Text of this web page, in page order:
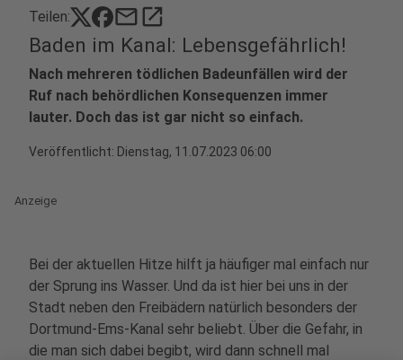
Teilen: mailopen_in_new
Baden im Kanal: Lebensgefährlich!
Nach mehreren tödlichen Badeunfällen wird der
Ruf nach behördlichen Konsequenzen immer
lauter. Doch das ist gar nicht so einfach.
Veröffentlicht: Dienstag, 11.07.2023 06:00
Anzeige
Bei der aktuellen Hitze hilft ja häufiger mal einfach nur
der Sprung ins Wasser. Und da ist hier bei uns in der
Stadt neben den Freibädern natürlich besonders der
Dortmund-Ems-Kanal sehr beliebt. Über die Gefahr, in
die man sich dabei begibt, wird dann schnell mal